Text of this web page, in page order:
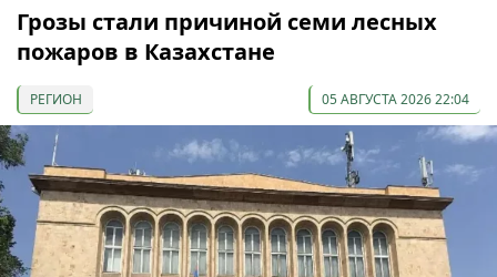
Грозы стали причиной семи лесных
пожаров в Казахстане
РЕГИОН 05 АВГУСТА 2026 22:04